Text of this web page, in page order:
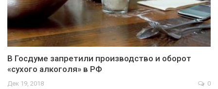
В Госдуме запретили производство и оборот
«сухого алкоголя» в РФ
Дек 19, 2018 0